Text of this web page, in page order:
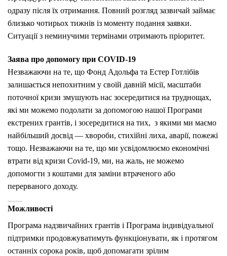
одразу після їх отримання. Повний розгляд зазвичай займає
близько чотирьох тижнів із моменту подання заявки.
Ситуації з неминучими термінами отримають пріоритет.
Заява про допомогу при COVID-19
Незважаючи на те, що Фонд Адольфа та Естер Готлібів
залишається непохитним у своїй давній місії, масштаби
поточної кризи змушують нас зосередитися на труднощах,
які ми можемо подолати за допомогою нашої Програми
екстрених грантів, і зосередитися на тих, з якими ми маємо
найбільший досвід — хвороби, стихійні лиха, аварії, пожежі
тощо. Незважаючи на те, що ми усвідомлюємо економічні
втрати від кризи Covid-19, ми, на жаль, не можемо
допомогти з коштами для заміни втраченого або
перерваного доходу.
Можливості
Програма надзвичайних грантів і Програма індивідуальної
підтримки продовжуватимуть функціонувати, як і протягом
останніх сорока років, щоб допомагати зрілим